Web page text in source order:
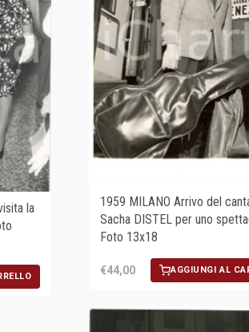
la
1959 MILANO Arrivo del
Sacha DISTEL per uno
Foto 13x18
€44,00 AGGIUNGI AL